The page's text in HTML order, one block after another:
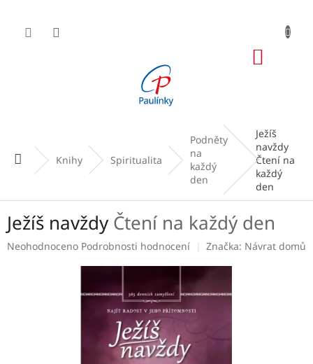
obsah
Domů Knihy Spiritualita
Podněty
na
každý
den
Ježíš
navždy
Čtení na
každý
den
Ježíš navždy Čtení na každý den
Průměrné
Neohodnoceno Podrobnosti hodnocení Značka: Návrat domů